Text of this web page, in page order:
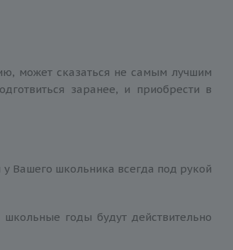
может сказаться не самым лучшим
заранее, и приобрести в
у Вашего школьника всегда под рукой
годы будут действительно